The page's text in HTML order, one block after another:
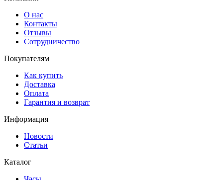
О нас
Контакты
Отзывы
Сотрудничество
Покупателям
Как купить
Доставка
Оплата
Гарантия и возврат
Информация
Новости
Статьи
Каталог